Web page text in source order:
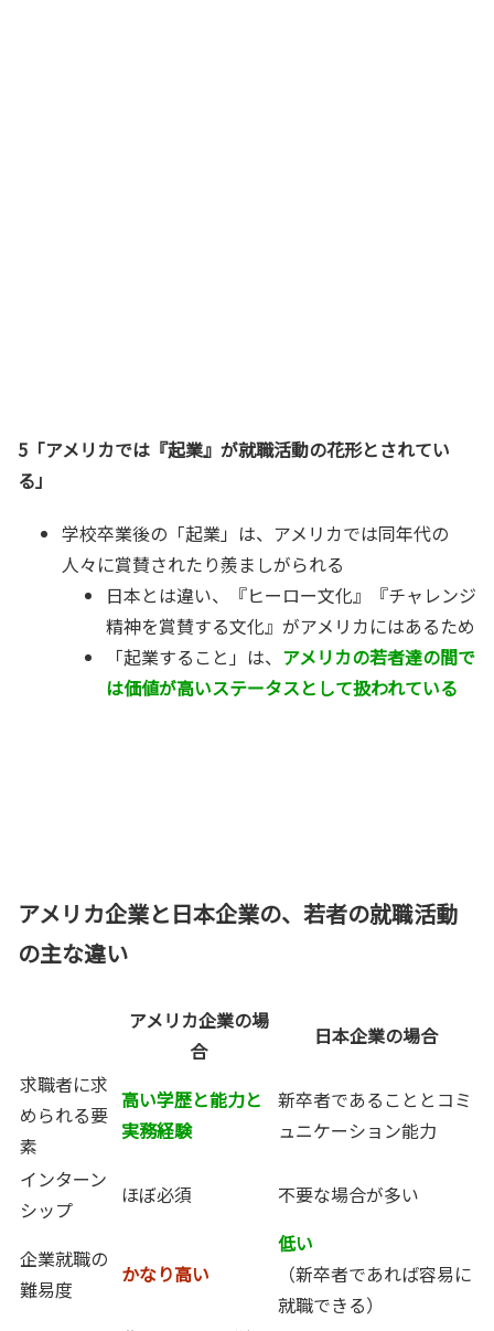
5「アメリカでは『起業』が就職活動の花形とされてい
る」
学校卒業後の「起業」は、アメリカでは同年代の
人々に賞賛されたり羨ましがられる
日本とは違い、『ヒーロー文化』『チャレンジ
精神を賞賛する文化』がアメリカにはあるため
「起業すること」は、 アメリカの若者達の間で
は価値が高いステータスとして扱われている
アメリカ企業と日本企業の、若者の就職活動
の主な違い
アメリカ企業の場
合
日本企業の場合
求職者に求
められる要
素
高い学歴と能力と
実務経験
新卒者であることとコミ
ュニケーション能力
インターン
シップ
ほぼ必須 不要な場合が多い
企業就職の
難易度
かなり高い
低い
（新卒者であれば容易に
就職できる）